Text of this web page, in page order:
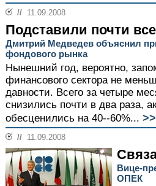
// 11.09.2008
Подставили почти
Дмитрий Медведев объяснил
фондового рынка
Нынешний год, вероятно,
финансового сектора не
давности. Всего за четыре
снизились почти в два раза,
обесценились на 40--60%... >>
// 11.09.2008
Вице-
ОПЕК